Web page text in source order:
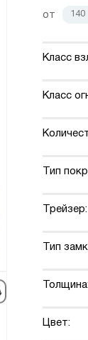
от
Класс
Класс
Тип
Трейзер:
Тип
Толщина:
Цвет: